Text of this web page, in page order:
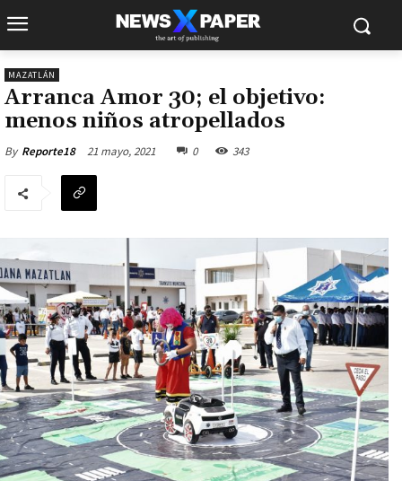
MAZATLÁN
Arranca Amor 30; el objetivo:
menos niños atropellados
By Reporte18 21 mayo, 2021 0 343